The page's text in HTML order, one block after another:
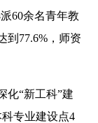
60余名青年教
到77.6%，师资
化“新工科”建
专业建设点4